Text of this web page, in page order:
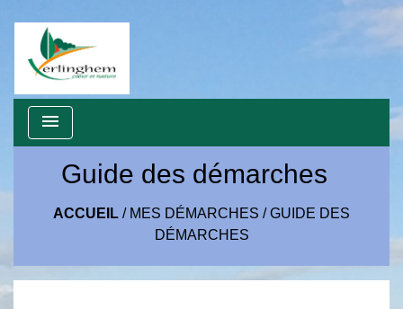
menu
Guide des démarches
ACCUEIL / MES DÉMARCHES /GUIDE DES
DÉMARCHES